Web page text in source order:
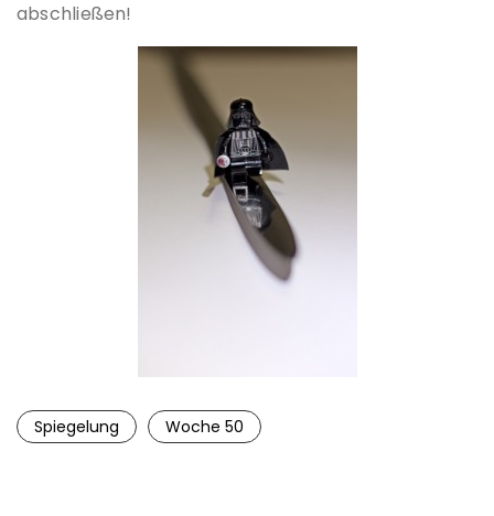
abschließen!
Spiegelung Woche 50